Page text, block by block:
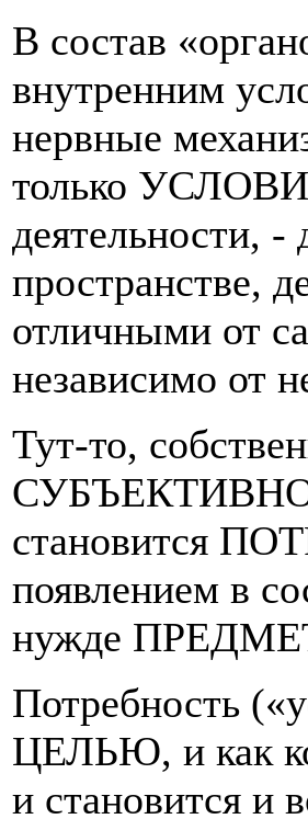
В состав
внутренним
нервные
только
деятельности, -
пространстве,
отличными от
независимо от
Тут-то,
становится
появлением в
нужде
Потребность
ЦЕЛЬЮ, и как
и становится и